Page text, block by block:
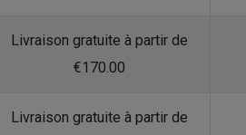
Livraison gratuite à partir de
€170.00
Livraison gratuite à partir de